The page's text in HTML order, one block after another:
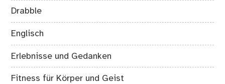
Drabble
Englisch
Erlebnisse und Gedanken
Fitness für Körper und Geist